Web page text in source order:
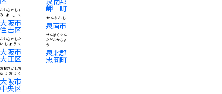
大阪市
住吉区
おおさかしす
みよしく
大阪市
大正区
おおさかした
いしょうく
大阪市
中央区
おおさかしち
ゅうおうく
岬町
泉南市
せんなんし
泉北郡
忠岡町
せんぼくぐん
ただおかちょ
う